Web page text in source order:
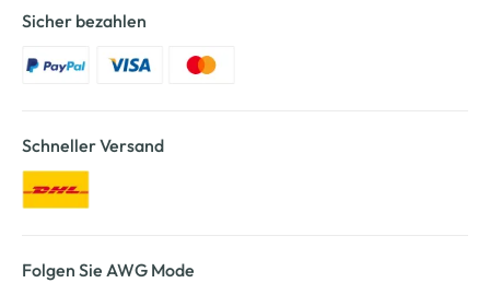
Sicher bezahlen
Schneller Versand
Folgen Sie AWG Mode